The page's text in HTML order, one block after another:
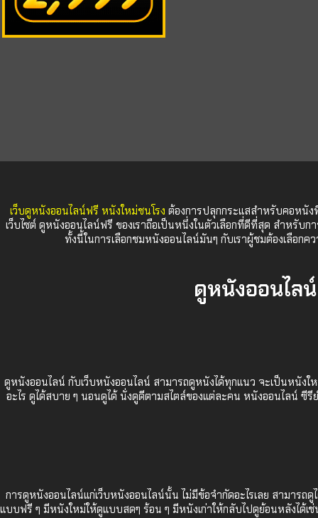
เว็บดูหนังออนไลน์ฟรี หนังใหม่ชนโรง ต้องการปลุกกระแสสำหรับคอหนั
เว็บไซต์ ดูหนังออนไลน์ฟรี ของเราถือเป็นหนึ่งในตัวเลือกที่ดีที่สุด สำหรับ
ทั้งนี้ในการเลือกชมหนังออนไลน์มันๆ กับเราผู้ชมต้องเลือก
ดูหนังออนไล
ดูหนังออนไลน์ กับเว็บหนังออนไลน์ สามารถดูหนังได้ทุกแนว จะเป็นหนังใ
อะไร ดูได้สบาย ๆ นอนดูได้ นั่งดูดีตามสไตล์ของแต่ละคน หนังออนไลน์
การดูหนังออนไลน์แก่เว็บหนังออนไลน์นั้น ไม่มีข้อจำกัดอะไรเลย สามารถ
แบบฟรี ๆ มีหนังใหม่ให้ดูแบบสดๆ ร้อน ๆ มีหนังเก่าให้กลับไปดูย้อนหลังได้